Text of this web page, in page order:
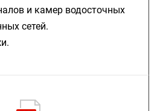
и камер водосточных
сетей.